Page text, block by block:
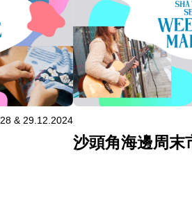
28 & 29.12.2024
沙頭角海邊周末